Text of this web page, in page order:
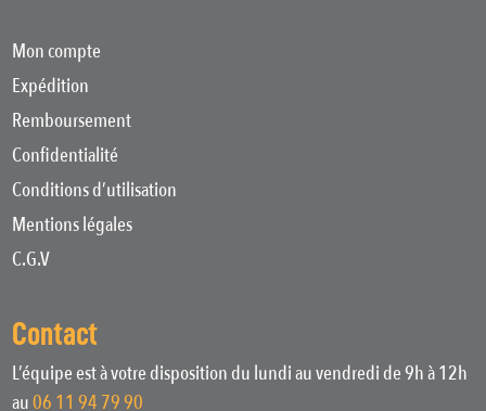
Mon compte
Expédition
Remboursement
Confidentialité
Conditions d’utilisation
Mentions légales
C.G.V
Contact
L’équipe est à votre disposition du lundi au vendredi de 9h à 12h
au06 11 94 79 90